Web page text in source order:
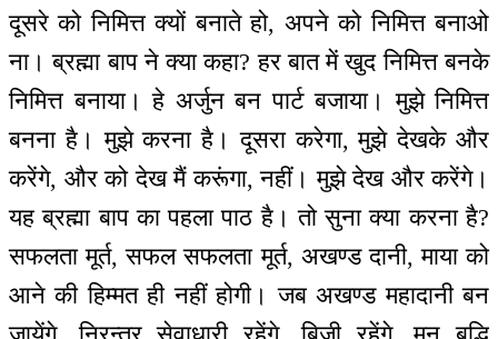
दूसरे को निमित्त क्यों बनाते हो, अपने को निमित्त बनाओ
ना। ब्रह्मा बाप ने क्या कहा? हर बात में खुद निमित्त बनके
निमित्त बनाया। हे अर्जुन बन पार्ट बजाया। मुझे निमित्त
बनना है। मुझे करना है। दूसरा करेगा, मुझे देखके और
करेंगे, और को देख मैं करूंगा, नहीं। मुझे देख और करेंगे।
यह ब्रह्मा बाप का पहला पाठ है। तो सुना क्या करना है?
सफलता मूर्त, सफल सफलता मूर्त, अखण्ड दानी, माया को
आने की हिम्मत ही नहीं होगी। जब अखण्ड महादानी बन